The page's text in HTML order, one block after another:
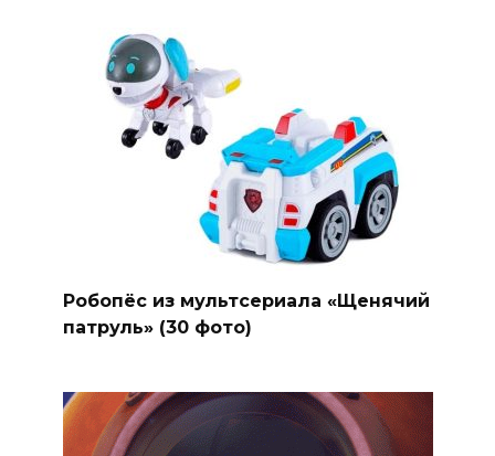
Робопёс из мультсериала «Щенячий
патруль» (30 фото)